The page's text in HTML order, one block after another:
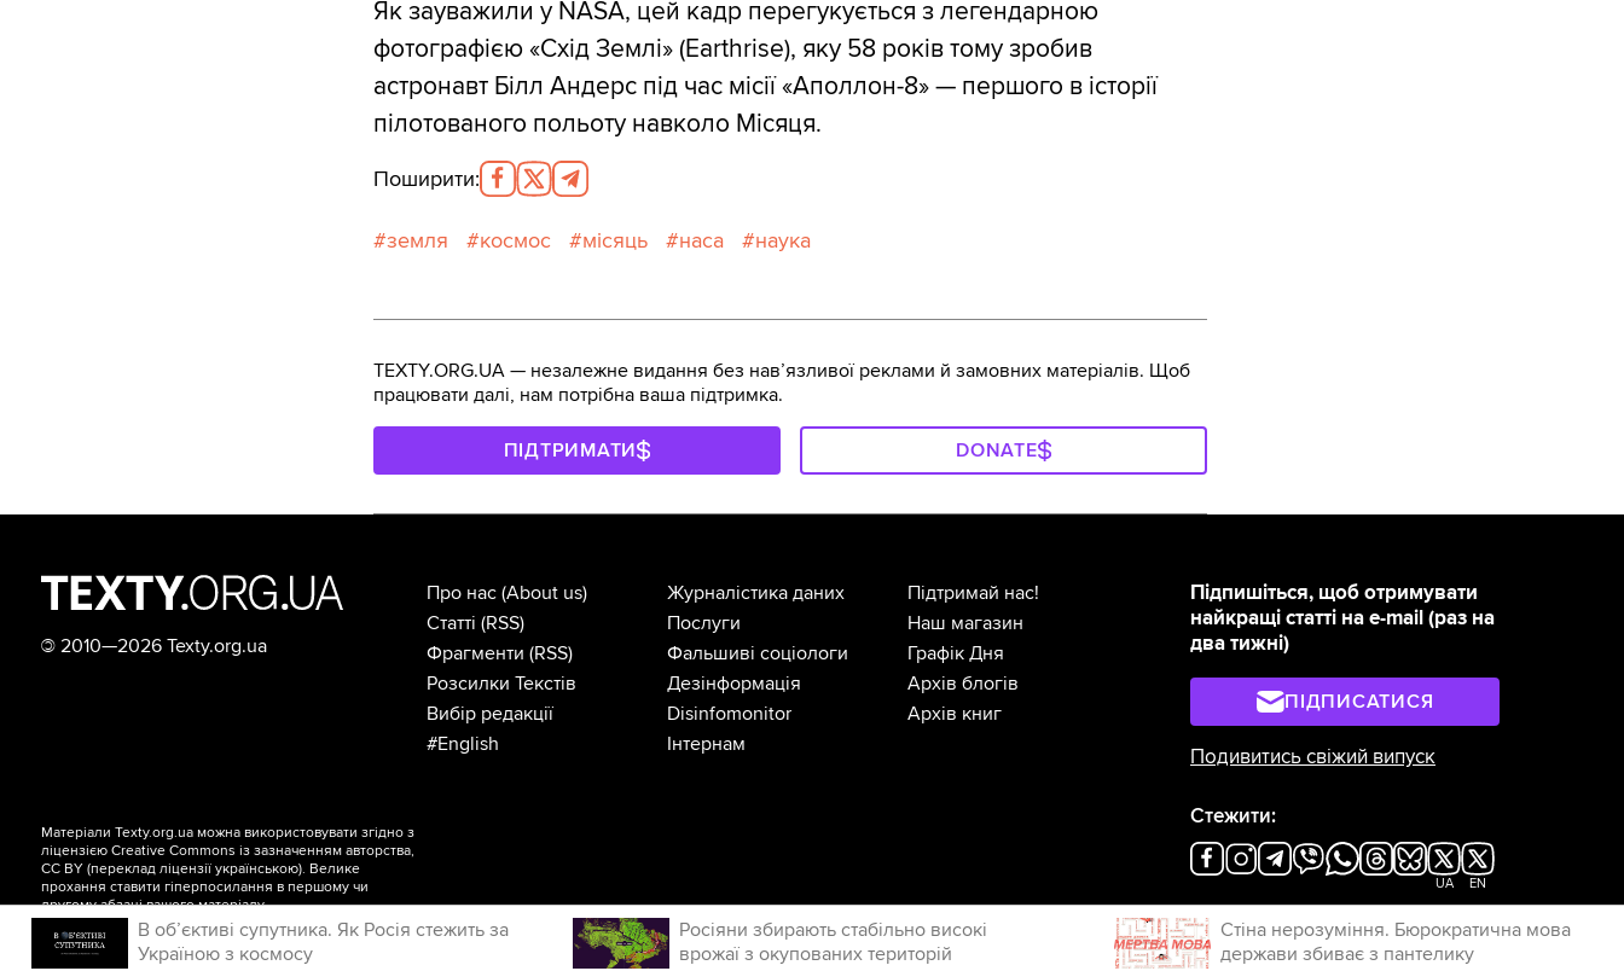
Як зауважили у NASA, цей кадр перегукується з легендарною
фотографією «Схід Землі» (Earthrise), яку 58 років тому зробив
астронавт Білл Андерс під час місії «Аполлон-8» — першого в історії
пілотованого польоту навколо Місяця.
Поширити:
земля космос місяць наса наука
TEXTY.ORG.UA — незалежне видання без навʼязливої реклами й замовних матеріалів. Щоб
працювати далі, нам потрібна ваша підтримка.
ПІДТРИМАТИ DONATE
В об’єктиві супутника. Як Росія стежить за
Україною з космосу
Росіяни збирають стабільно високі
врожаї з окупованих територій
Стіна нерозуміння. Бюрократична мова
держави збиває з пантелику
×
© 2010—2026 Texty.org.ua
Підпишіться, щоб отримувати
найкращі статті на e-mail (раз на
два тижні)
ПІДПИСАТИСЯ
Подивитись свіжий випуск
Стежити:
UA EN
Про нас (About us)
Статті (RSS)
Фрагменти (RSS)
Розсилки Текстів
Вибір редакції
#English
Журналістика даних
Послуги
Фальшиві соціологи
Дезінформація
Disinfomonitor
Інтернам
Підтримай нас!
Наш магазин
Графік Дня
Архів блогів
Архів книг
Матеріали Texty.org.ua можна використовувати згідно з
ліцензієюCreative Commons із зазначенням авторства,
CC BY (переклад ліцензіїукраїнською). Велике
прохання ставити гіперпосилання в першому чи
другому абзаці вашого матеріалу.